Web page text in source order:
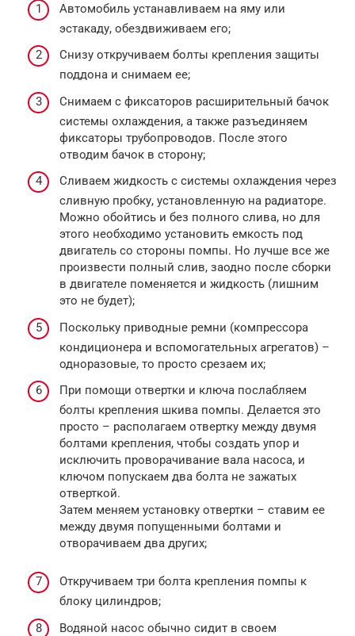
Автомобиль устанавливаем на яму или
эстакаду, обездвиживаем его;
Снизу откручиваем болты крепления защиты
поддона и снимаем ее;
Снимаем с фиксаторов расширительный бачок
системы охлаждения, а также разъединяем
фиксаторы трубопроводов. После этого
отводим бачок в сторону;
Сливаем жидкость с системы охлаждения через
сливную пробку, установленную на радиаторе.
Можно обойтись и без полного слива, но для
этого необходимо установить емкость под
двигатель со стороны помпы. Но лучше все же
произвести полный слив, заодно после сборки
в двигателе поменяется и жидкость (лишним
это не будет);
Поскольку приводные ремни (компрессора
кондиционера и вспомогательных агрегатов) –
одноразовые, то просто срезаем их;
При помощи отвертки и ключа послабляем
болты крепления шкива помпы. Делается это
просто – располагаем отвертку между двумя
болтами крепления, чтобы создать упор и
исключить проворачивание вала насоса, и
ключом попускаем два болта не зажатых
отверткой.
Затем меняем установку отвертки – ставим ее
между двумя попущенными болтами и
отворачиваем два других;
Откручиваем три болта крепления помпы к
блоку цилиндров;
Водяной насос обычно сидит в своем